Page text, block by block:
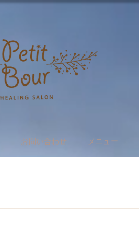
お問い合わせ メニュー